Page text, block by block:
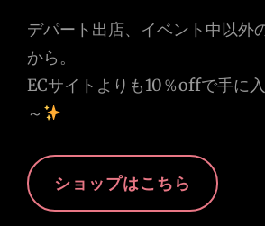
デパート出店、イベント中以外
から。
ECサイトよりも10％offで手に
～
ショップはこちら